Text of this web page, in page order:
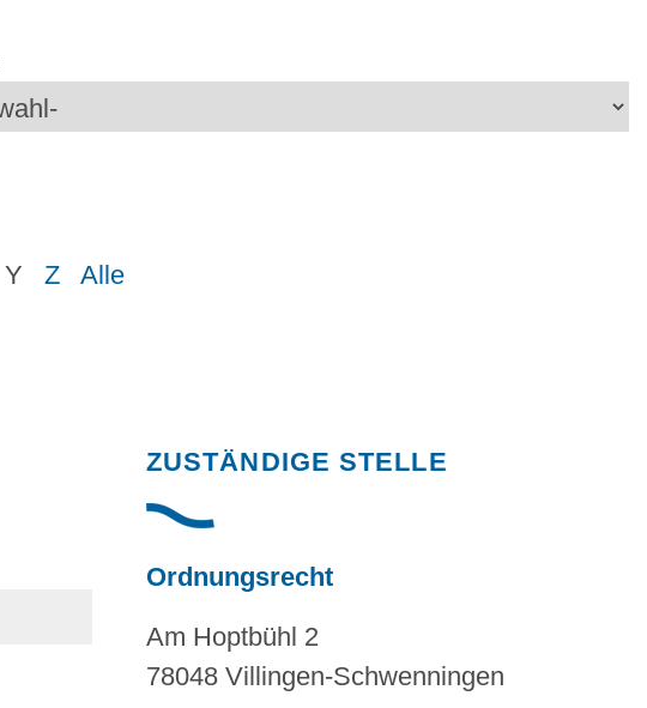
Y Z Alle
Randspalte
ZUSTÄNDIGE STELLE
Ordnungsrecht
Am Hoptbühl 2
78048 Villingen-Schwenningen